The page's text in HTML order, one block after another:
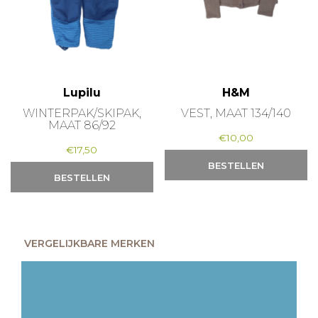
Lupilu
WINTERPAK/SKIPAK,
MAAT 86/92
€17,50
BESTELLEN
H&M
VEST, MAAT 134/140
€10,00
BESTELLEN
VERGELIJKBARE MERKEN